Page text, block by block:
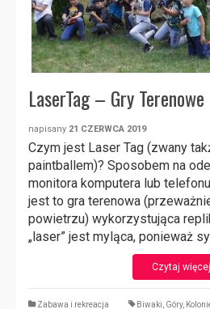
LaserTag – Gry Terenowe
napisany 21 CZERWCA 2019
Czym jest Laser Tag (zwany
paintballem)? Sposobem na
monitora komputera lub telefonu
jest to gra terenowa
powietrzu) wykorzystująca
„laser” jest myląca, ponieważ
Czytaj więcej
Zabawa i rekreacja Biwaki Góry,